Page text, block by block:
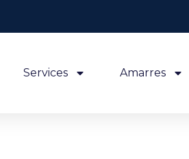
Services Amarres